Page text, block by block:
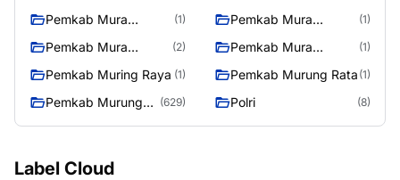
Pemkab Mura
(1)
Pemkab Mura
(1)
Pemkab Mura
(2)
Pemkab Mura
(1)
Pemkab Muring Raya (1) Pemkab Murung Rata (1)
Pemkab Murung
(629) Polri (8)
Label Cloud